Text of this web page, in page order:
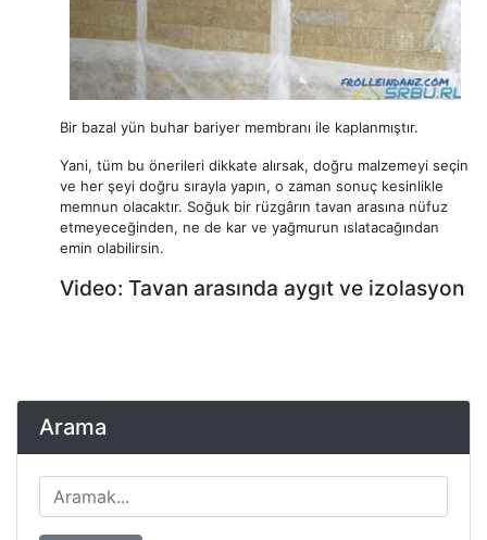
Bir bazal yün buhar bariyer membranı ile kaplanmıştır.
Yani, tüm bu önerileri dikkate alırsak, doğru malzemeyi seçin
ve her şeyi doğru sırayla yapın, o zaman sonuç kesinlikle
memnun olacaktır. Soğuk bir rüzgârın tavan arasına nüfuz
etmeyeceğinden, ne de kar ve yağmurun ıslatacağından
emin olabilirsin.
Video: Tavan arasında aygıt ve izolasyon
Arama